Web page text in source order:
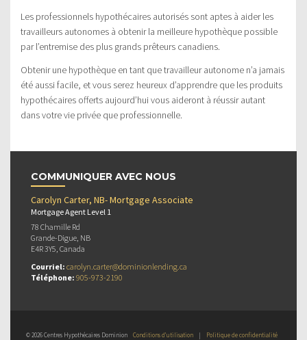
Les professionnels hypothécaires autorisés sont aptes à aider les
travailleurs autonomes à obtenir la meilleure hypothèque possible
par l’entremise des plus grands prêteurs canadiens.
Obtenir une hypothèque en tant que travailleur autonome n’a jamais
été aussi facile, et vous serez heureux d’apprendre que les produits
hypothécaires offerts aujourd’hui vous aideront à réussir autant
dans votre vie privée que professionnelle.
COMMUNIQUER AVEC NOUS
Carolyn Carter, NB- Mortgage Associate
Mortgage Agent Level 1
78 Chamille Rd
Grande-Digue, NB
E4R 3Y5, Canada
Courriel: carolyn.carter@dominionlending.ca
Téléphone: 905-973-2190
© 2026 Centres Hypothécaires Dominion Conditions d’utilisation | Politique de confidentialité